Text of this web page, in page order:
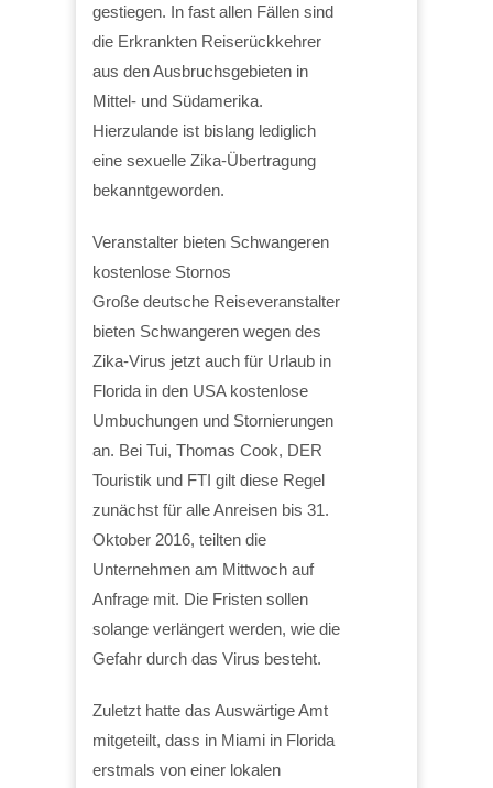
gestiegen. In fast allen Fällen sind
die Erkrankten Reiserückkehrer
aus den Ausbruchsgebieten in
Mittel- und Südamerika.
Hierzulande ist bislang lediglich
eine sexuelle Zika-Übertragung
bekanntgeworden.
Veranstalter bieten Schwangeren
kostenlose Stornos
Große deutsche Reiseveranstalter
bieten Schwangeren wegen des
Zika-Virus jetzt auch für Urlaub in
Florida in den USA kostenlose
Umbuchungen und Stornierungen
an. Bei Tui, Thomas Cook, DER
Touristik und FTI gilt diese Regel
zunächst für alle Anreisen bis 31.
Oktober 2016, teilten die
Unternehmen am Mittwoch auf
Anfrage mit. Die Fristen sollen
solange verlängert werden, wie die
Gefahr durch das Virus besteht.
Zuletzt hatte das Auswärtige Amt
mitgeteilt, dass in Miami in Florida
erstmals von einer lokalen